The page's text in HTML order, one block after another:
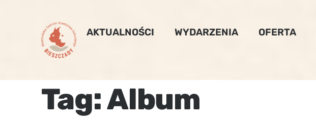
AKTUALNOŚCI WYDARZENIA OFERTA
Tag:Album